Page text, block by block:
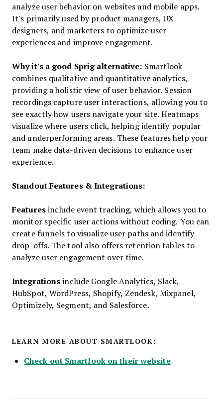
analyze user behavior on websites and mobile apps.
It's primarily used by product managers, UX
designers, and marketers to optimize user
experiences and improve engagement.
Why it's a good Sprig alternative: Smartlook
combines qualitative and quantitative analytics,
providing a holistic view of user behavior. Session
recordings capture user interactions, allowing you to
see exactly how users navigate your site. Heatmaps
visualize where users click, helping identify popular
and underperforming areas. These features help your
team make data-driven decisions to enhance user
experience.
Standout Features & Integrations:
Featuresinclude event tracking, which allows you to
monitor specific user actions without coding. You can
create funnels to visualize user paths and identify
drop-offs. The tool also offers retention tables to
analyze user engagement over time.
Integrationsinclude Google Analytics, Slack,
HubSpot, WordPress, Shopify, Zendesk, Mixpanel,
Optimizely, Segment, and Salesforce.
LEARN MORE ABOUT SMARTLOOK:
Check out Smartlook on their website